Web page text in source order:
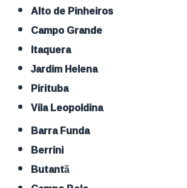
Alto de Pinheiros
Campo Grande
Itaquera
Jardim Helena
Pirituba
Vila Leopoldina
Barra Funda
Berrini
Butantã